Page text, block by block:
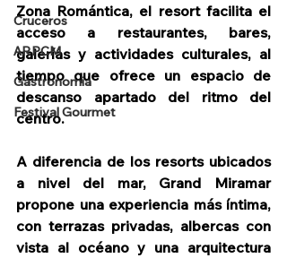
Cruceros
ARPCM
Gastronomia
Festival Gourmet
Zona Romántica, el resort facilita el
acceso a restaurantes, bares,
galerías y actividades culturales, al
tiempo que ofrece un espacio de
descanso apartado del ritmo del
centro.
A diferencia de los resorts ubicados
a nivel del mar, Grand Miramar
propone una experiencia más íntima,
con terrazas privadas, albercas con
vista al océano y una arquitectura